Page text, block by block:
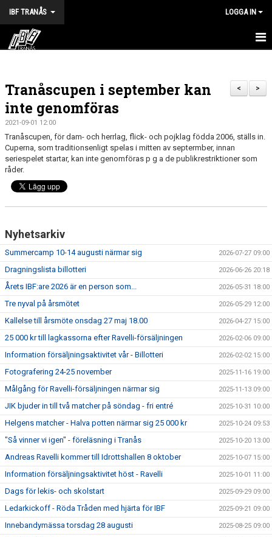
IBF TRANÅS LOGGA IN
FÖRENINGEN
VÅRA LAG
TRÄNINGSTIDER
KALENDER
MATCHER
HALVA POTTEN
>
<
Tranåscupen i september kan
inte genomföras
2021-09-01 12:00
Tranåscupen, för dam- och herrlag, flick- och pojklag födda 2006, ställs in.
Cuperna, som traditionsenligt spelas i mitten av septermber, innan
seriespelet startar, kan inte genomföras p g a de publikrestriktioner som
råder.
Nyhetsarkiv
Summercamp 10-14 augusti närmar sig 2026-07-27 09:00
Dragningslista billotteri 2026-06-26 20:18
Årets IBF:are 2026 är en person som... 2026-05-31 18:00
Tre nyval på årsmötet 2026-05-29 12:00
Kallelse till årsmöte onsdag 27 maj 18.00 2026-04-27 15:00
25 000 kr till lagkassorna efter Ravelli-försäljningen 2026-02-06 09:00
Information försäljningsaktivitet vår - Billotteri 2026-02-02 15:00
Fotografering 24-25 november 2025-11-16 19:00
Målgång för Ravelli-försäljningen närmar sig 2025-11-13 09:00
JIK bjuder in till två matcher på söndag - fri entré 2025-10-31 10:00
Helgens matcher - Halva potten närmar sig 25 000 kr 2025-10-24 09:53
"Så vinner vi igen" - föreläsning i Tranås 2025-10-20 13:00
Andreas Ravelli kommer till Idrottshallen 8 oktober 2025-10-07 15:00
Information försäljningsaktivitet höst - Ravelli 2025-10-01 11:00
Dags för lekis- och skolstart 2025-09-29 09:00
Ledarkickoff - Röda Tråden med hjärta för IBF 2025-09-21 09:00
Innebandymässa torsdag 28 augusti 2025-08-25 09:00